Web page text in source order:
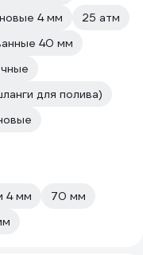
4 мм
25 атм
40 мм
для полива)
4 мм
70 мм